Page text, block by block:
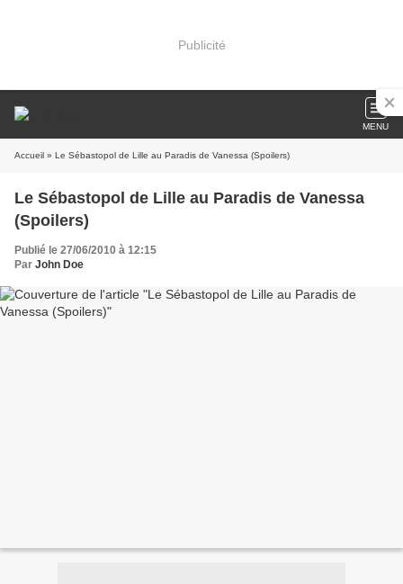
Publicité
MENU
Accueil » Le Sébastopol de Lille au Paradis de Vanessa (Spoilers)
Le Sébastopol de Lille au Paradis de Vanessa
(Spoilers)
Publié le 27/06/2010 à 12:15
Par John Doe